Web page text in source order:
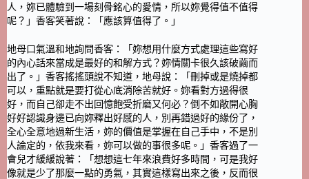
人，妳已體驗到一場刻骨銘心的愛情，所以妳覺得值不值得
呢？」香客笑著說：「應該算值得了。」
地母口氣溫和地詢問香客：「妳想用什麼方式處理這些寫好
的內心話來當成是最好的和解方式？妳情關卡很久該破繭而
出了。」香客搖搖頭說不知道，地母說：「刪掉或是燒掉都
可以，重點就是要打從心底消除苦就好。妳看對方過得很
好，而自己卻走不出回憶飽受折磨又何必？倒不如敞開心胸
好好認識身邊已向妳釋出好感的人，別再錯過好的緣份了，
全心全意地過新生活，妳的價值是掌握在自己手中，不是別
人論定的，依我來看，妳可以做的事很多呢。」香客過了一
會兒才緩緩說著：「想想這七年來浪費好多時間，可是我好
像就是少了那麼一點的勇氣，其實這樣寫出來之後，反而很